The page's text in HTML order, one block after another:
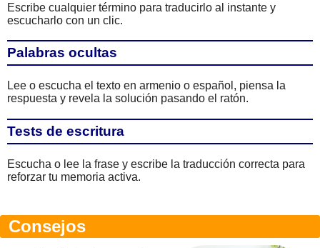
Escribe cualquier término para traducirlo al instante y
escucharlo con un clic.
Palabras ocultas
Lee o escucha el texto en armenio o español, piensa la
respuesta y revela la solución pasando el ratón.
Tests de escritura
Escucha o lee la frase y escribe la traducción correcta para
reforzar tu memoria activa.
Consejos